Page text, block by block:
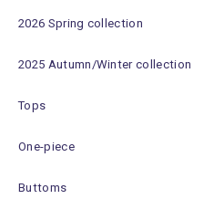
2026 Spring collection
2025 Autumn/Winter collection
Tops
One-piece
Buttoms